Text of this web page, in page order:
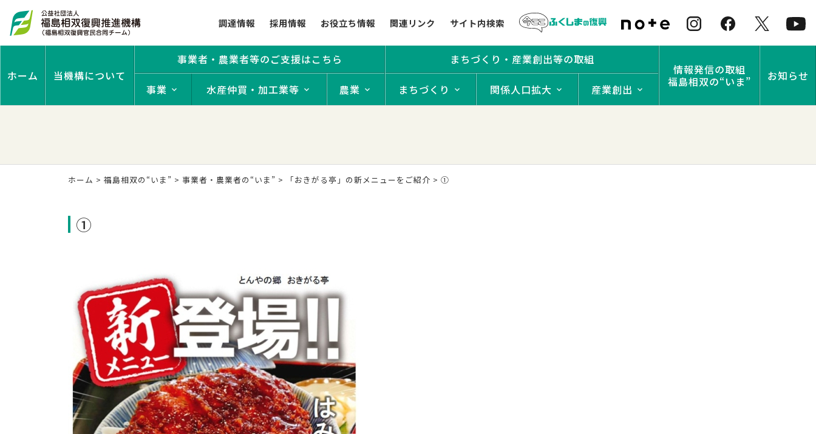
調達情報 採用情報 お役立ち情報 関連リンク サイト内検索
ホーム 当機構について
事業者・農業者等のご支援はこちら
事業 水産仲買・加工業等 農業
まちづくり・産業創出等の取組
まちづくり 関係人口拡大 産業創出
情報発信の取組
福島相双の“いま”
お知らせ
ホーム > 福島相双の“いま” > 事業者・農業者の“いま” > 「おきがる亭」の新メニューをご紹介 > ①
①